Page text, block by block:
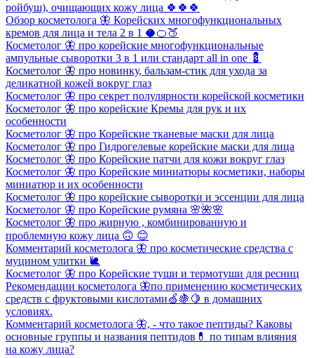
ройбуш), очищающих кожу лица 🍀🍀🍀
Обзор косметолога 🦋 Корейских многофункциональных
кремов для лица и тела 2 в 1 🥥🍊🍑
Косметолог 🦋 про корейские многофункциональные
ампульные сыворотки 3 в 1 или стандарт all in one 💈
Косметолог 🦋 про новинку, бальзам-стик для ухода за
деликатной кожей вокруг глаз
Косметолог 🦋 про секрет полулярности корейской косметики
Косметолог 🦋 про корейские Кремы для рук и их
особенности
Косметолог 🦋 про Корейские тканевые маски для лица
Косметолог 🦋 про Гидрогелевые корейские маски для лица
Косметолог 🦋 про Корейские патчи для кожи вокруг глаз
Косметолог 🦋 про Корейские миниатюры косметики, наборы
миниатюр и их особенности
Косметолог 🦋 про корейские сыворотки и эссенции для лица
Косметолог 🦋 про Корейские румяна 🌸🌺🌸
Косметолог 🦋 про жирную , комбинированную и
проблемную кожу лица 🙃 😊
Комментарий косметолога 🦋 про косметические средства с
муцином улитки 🐌
Косметолог 🦋 про Корейские туши и термотуши для ресниц
Рекомендации косметолога 🦋по применению косметических
средств с фруктовыми кислотами🍏🍇🍋 в домашних
условиях.
Комментарий косметолога 🦋, - что такое пептиды? Каковы
основные группы и названия пептидов💊 по типам влияния
на кожу лица?